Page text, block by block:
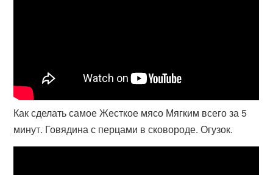
Как сделать самое Жесткое мясо Мягким всего за 5
минут. Говядина с перцами в сковороде. Огузок.